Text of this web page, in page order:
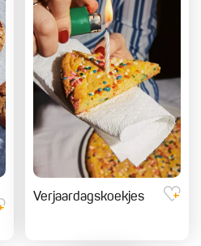
Verjaardagskoekjes